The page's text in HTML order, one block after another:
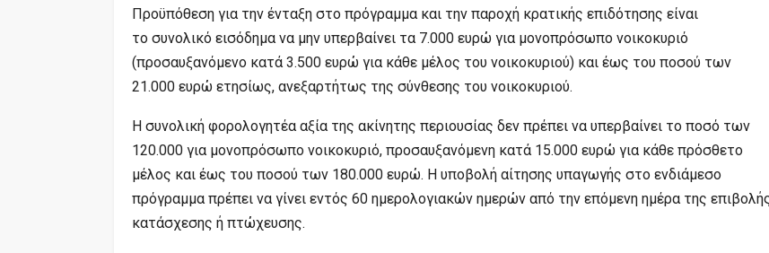
Προϋπόθεση για την ένταξη στο πρόγραμμα και την παροχή κρατικής επιδότησης είναι
το συνολικό εισόδημα να μην υπερβαίνει τα 7.000 ευρώ για μονοπρόσωπο νοικοκυριό
(προσαυξανόμενο κατά 3.500 ευρώ για κάθε μέλος του νοικοκυριού) και έως του ποσού των
21.000 ευρώ ετησίως, ανεξαρτήτως της σύνθεσης του νοικοκυριού.
Η συνολική φορολογητέα αξία της ακίνητης περιουσίας δεν πρέπει να υπερβαίνει το ποσό των
120.000 για μονοπρόσωπο νοικοκυριό, προσαυξανόμενη κατά 15.000 ευρώ για κάθε πρόσθετο
μέλος και έως του ποσού των 180.000 ευρώ. Η υποβολή αίτησης υπαγωγής στο ενδιάμεσο
πρόγραμμα πρέπει να γίνει εντός 60 ημερολογιακών ημερών από την επόμενη ημέρα της
κατάσχεσης ή πτώχευσης.